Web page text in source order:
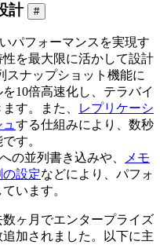
計 #
パフォーマンスを実現す
性を最大限に活かして設計
スナップショット機能に
10倍高速化し、テラバイ
す。また、
レプリケーシ
する仕組みにより、数秒
す。
の並列書き込みや、
メモ
の設定などにより、パフォ
います。
ヶ月でエンタープライズ
加されました。以下に主